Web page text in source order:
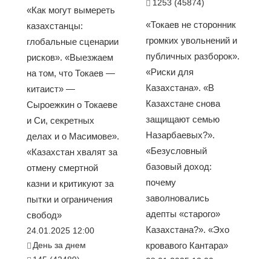
«Как могут вымереть
казахстанцы:
глобальные сценарии
рисков». «Выезжаем
на том, что Токаев —
китаист» —
Сыроежкин о Токаеве
и Си, секретных
делах и о Масимове».
«Казахстан хвалят за
отмену смертной
казни и критикуют за
пытки и ограничения
свобод»
24.01.2025 12:00
День за днем
1253 (45874)
«Токаев не сторонник
громких увольнений и
публичных разборок».
«Риски для
Казахстана». «В
Казахстане снова
защищают семью
Назарбаевых?».
«Безусловный
базовый доход:
почему
заволновались
адепты «старого»
Казахстана?». «Эхо
кровавого Кантара»